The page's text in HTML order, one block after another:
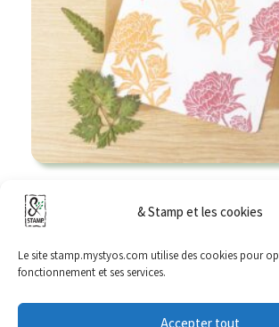
& Stamp et les cookies
Le site stamp.mystyos.com utilise des cookies pour
fonctionnement et ses services.
Accepter tout
Ajouter au panier